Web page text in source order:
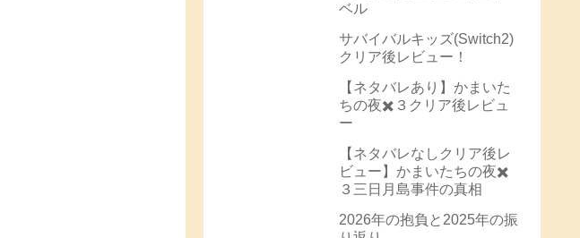
ベル
サバイバルキッズ(Switch2)
クリア後レビュー！
【ネタバレあり】かまいた
ちの夜✖️３クリア後レビュ
ー
【ネタバレなしクリア後レ
ビュー】かまいたちの夜✖️
３三日月島事件の真相
2026年の抱負と2025年の振